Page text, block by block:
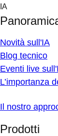
Skip
content
IA
Novità sull'IA
Blog tecnico
Eventi live
L’importanza
Il nostro
Prodotti